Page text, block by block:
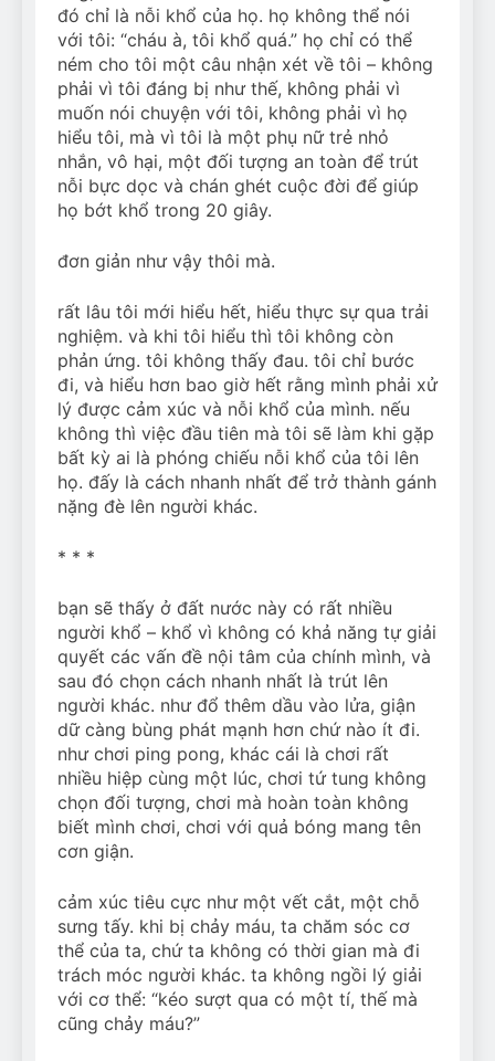
đó chỉ là nỗi khổ của họ. họ không thể nói
với tôi: “cháu à, tôi khổ quá.” họ chỉ có thể
ném cho tôi một câu nhận xét về tôi – không
phải vì tôi đáng bị như thế, không phải vì
muốn nói chuyện với tôi, không phải vì họ
hiểu tôi, mà vì tôi là một phụ nữ trẻ nhỏ
nhắn, vô hại, một đối tượng an toàn để trút
nỗi bực dọc và chán ghét cuộc đời để giúp
họ bớt khổ trong 20 giây.
đơn giản như vậy thôi mà.
rất lâu tôi mới hiểu hết, hiểu thực sự qua trải
nghiệm. và khi tôi hiểu thì tôi không còn
phản ứng. tôi không thấy đau. tôi chỉ bước
đi, và hiểu hơn bao giờ hết rằng mình phải xử
lý được cảm xúc và nỗi khổ của mình. nếu
không thì việc đầu tiên mà tôi sẽ làm khi gặp
bất kỳ ai là phóng chiếu nỗi khổ của tôi lên
họ. đấy là cách nhanh nhất để trở thành gánh
nặng đè lên người khác.
* * *
bạn sẽ thấy ở đất nước này có rất nhiều
người khổ – khổ vì không có khả năng tự giải
quyết các vấn đề nội tâm của chính mình, và
sau đó chọn cách nhanh nhất là trút lên
người khác. như đổ thêm dầu vào lửa, giận
dữ càng bùng phát mạnh hơn chứ nào ít đi.
như chơi ping pong, khác cái là chơi rất
nhiều hiệp cùng một lúc, chơi tứ tung không
chọn đối tượng, chơi mà hoàn toàn không
biết mình chơi, chơi với quả bóng mang tên
cơn giận.
cảm xúc tiêu cực như một vết cắt, một chỗ
sưng tấy. khi bị chảy máu, ta chăm sóc cơ
thể của ta, chứ ta không có thời gian mà đi
trách móc người khác. ta không ngồi lý giải
với cơ thể: “kéo sượt qua có một tí, thế mà
cũng chảy máu?”